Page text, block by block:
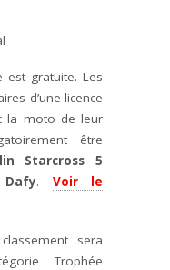
est gratuite. Les
d’une licence
la moto de leur
être
Starcross 5
Dafy. Voir le
sera
Trophée